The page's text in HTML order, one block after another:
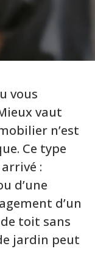
vous
vaut
n’est
Ce type
:
d’une
d’un
toit sans
jardin peut